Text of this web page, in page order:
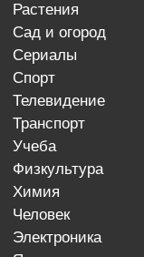
растения
сад и огород
сериалы
спорт
телевидение
транспорт
учеба
физкультура
химия
человек
электроника